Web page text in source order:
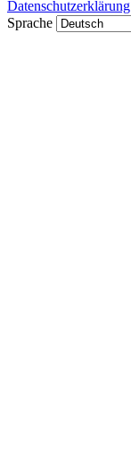
Datenschutzerklärung
Sprache